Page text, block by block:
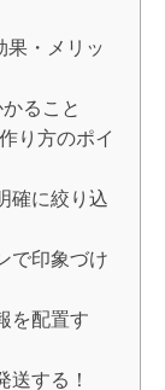
果・メリッ
ること
り方のポイ
確に絞り込
で印象づけ
を配置す
する！